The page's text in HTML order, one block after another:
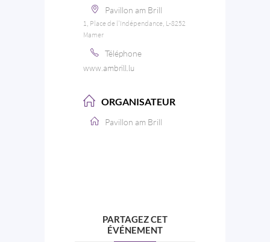
Pavillon am Brill
1, Place de l'Indépendance, L-8252
Mamer
Téléphone
www.ambrill.lu
ORGANISATEUR
Pavillon am Brill
PARTAGEZ CET
ÉVÉNEMENT